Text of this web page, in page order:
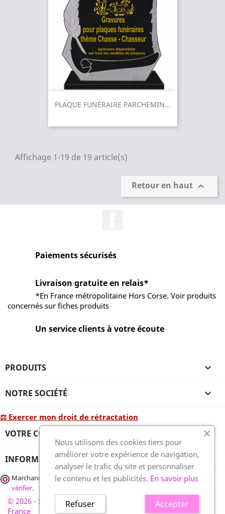
PLAQUE FUNÉRAIRE PARCHEMIN...
Affichage 1-19 de 19 article(s)
Retour en haut 
Paiements sécurisés
Livraison gratuite en relais*
*En France métropolitaine Hors Corse. Voir produits
concernés sur fiches produits
Un service clients à votre écoute
PRODUITS 
NOTRE SOCIÉTÉ 
⚖ Exercer mon droit de rétractation
VOTRE COMPTE 
INFORMATIONS
Marchand approuvé par la Société des Avis Garantis,cliquez ici pour
vérifier.
© 2026 - France-plaques-funéraires.fr, développé par Wess
France
Nous utilisons des cookies tiers pour
améliorer votre expérience de navigation,
analyser le trafic du site et personnaliser
le contenu et les publicités. En savoir plus
Accepter
Refuser